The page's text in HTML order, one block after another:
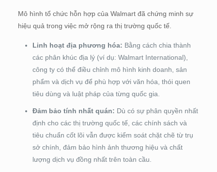
Mô hình tổ chức hỗn hợp của Walmart đã chứng minh sự
hiệu quả trong việc mở rộng ra thị trường quốc tế.
Linh hoạt địa phương hóa: Bằng cách chia thành
các phân khúc địa lý (ví dụ: Walmart International),
công ty có thể điều chỉnh mô hình kinh doanh, sản
phẩm và dịch vụ để phù hợp với văn hóa, thói quen
tiêu dùng và luật pháp của từng quốc gia.
Đảm bảo tính nhất quán: Dù có sự phân quyền nhất
định cho các thị trường quốc tế, các chính sách và
tiêu chuẩn cốt lõi vẫn được kiểm soát chặt chẽ từ trụ
sở chính, đảm bảo hình ảnh thương hiệu và chất
lượng dịch vụ đồng nhất trên toàn cầu.